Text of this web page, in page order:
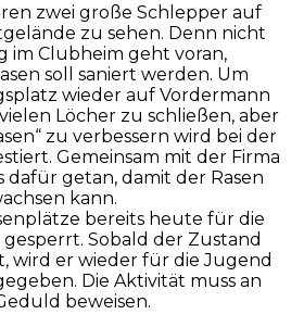
zwei große Schlepper auf
zu sehen. Denn nicht
im Clubheim geht voran,
soll saniert werden. Um
wieder auf Vordermann
Löcher zu schließen, aber
zu verbessern wird bei der
Gemeinsam mit der Firma
dafür getan, damit der Rasen
kann.
bereits heute für die
Sobald der Zustand
wird er wieder für die Jugend
Die Aktivität muss an
beweisen.